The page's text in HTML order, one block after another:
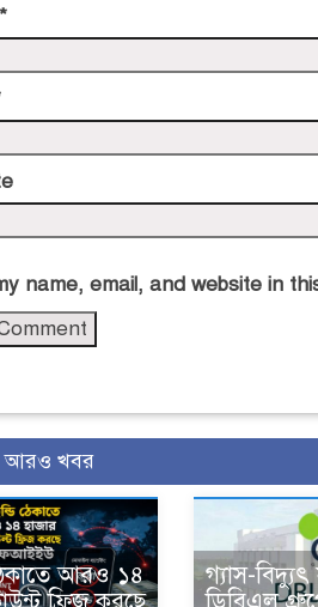
*
name, email, and website in
আরও খবর
আরও ১৪
গ্যাস-